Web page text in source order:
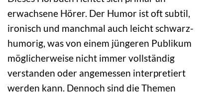
erwachsene Hörer. Der Humor ist oft subtil,
ironisch und manchmal auch leicht schwarz-
humorig, was von einem jüngeren Publikum
möglicherweise nicht immer vollständig
verstanden oder angemessen interpretiert
werden kann. Dennoch sind die Themen